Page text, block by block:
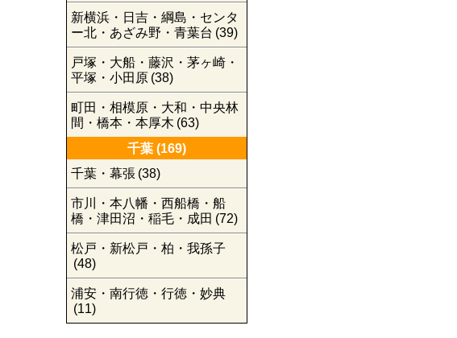
新横浜・日吉・綱島・センタ
ー北・あざみ野・青葉台 (39)
戸塚・大船・藤沢・茅ヶ崎・
平塚・小田原 (38)
町田・相模原・大和・中央林
間・橋本・本厚木 (63)
千葉 (169)
千葉・幕張 (38)
市川・本八幡・西船橋・船
橋・津田沼・稲毛・成田 (72)
松戸・新松戸・柏・我孫子
(48)
浦安・南行徳・行徳・妙典
(11)